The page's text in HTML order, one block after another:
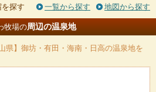
探す 一覧から探す 地図から探す
牧場の周辺の温泉地
県】御坊・有田・海南・日高の温泉地を